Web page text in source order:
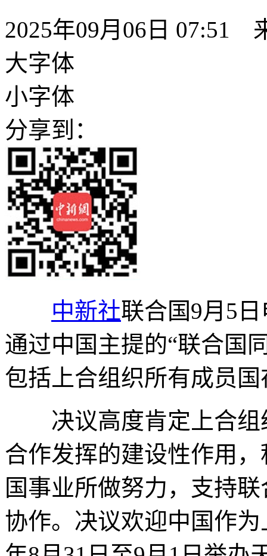
2025年09月06日 07:51
大字体
小字体
分享到：
中新社联合国9月5
通过中国主提的“联合国
包括上合组织所有成员
决议高度肯定上合组
合作发挥的建设性作用
国事业所做努力，支持
协作。决议欢迎中国作